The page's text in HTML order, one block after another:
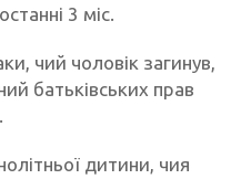
3 міс.
чий чоловік загинув,
батьківських прав
дитини, чия